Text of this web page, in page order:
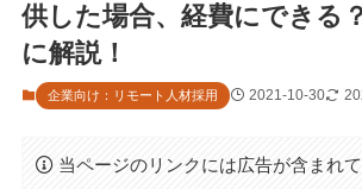
供した場合、経費にできる
に解説！
企業向け：リモート人材採用 2021-10-30
当ページのリンクには広告が含まれて